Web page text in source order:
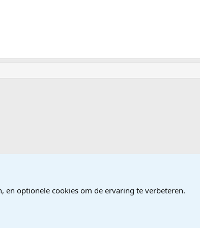
en optionele cookies om de ervaring te verbeteren.